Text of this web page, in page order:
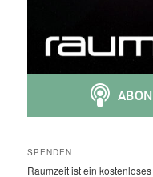
SPENDEN
Raumzeit ist ein